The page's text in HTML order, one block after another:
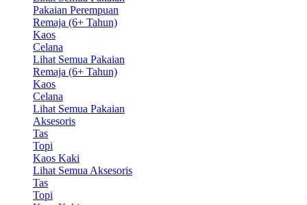
Pakaian Perempuan
Remaja (6+ Tahun)
Kaos
Celana
Lihat Semua Pakaian
Remaja (6+ Tahun)
Kaos
Celana
Lihat Semua Pakaian
Aksesoris
Tas
Topi
Kaos Kaki
Lihat Semua Aksesoris
Tas
Topi